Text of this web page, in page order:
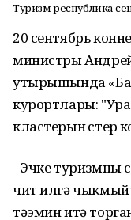
Туризм республика
20 сентябрь
министры Андрей
утырышында
курортлары:
кластерын
- Эчке туризмны
чит илгә
тәэмин итә